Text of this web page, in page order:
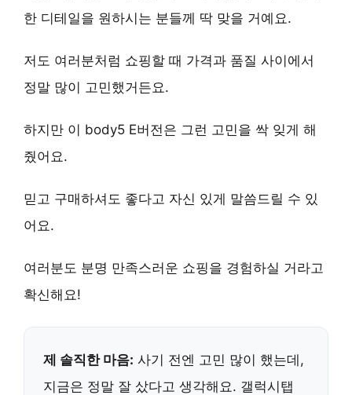
한 디테일을 원하시는 분들께 딱 맞을 거예요.
저도 여러분처럼 쇼핑할 때 가격과 품질 사이에서
정말 많이 고민했거든요.
하지만 이 body5 E버전은 그런 고민을 싹 잊게 해
줬어요.
믿고 구매하셔도 좋다고 자신 있게 말씀드릴 수 있
어요.
여러분도 분명 만족스러운 쇼핑을 경험하실 거라고
확신해요!
제 솔직한 마음: 사기 전엔 고민 많이 했는데,
지금은 정말 잘 샀다고 생각해요. 갤럭시탭